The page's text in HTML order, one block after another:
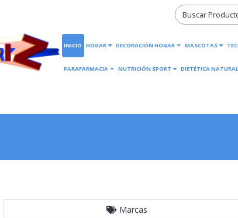
INICIO HOGAR DECORACIÓN HOGAR MASCOTAS
PARAFARMACIA NUTRICIÓN SPORT DIETÉTICA NATURAL
Marcas